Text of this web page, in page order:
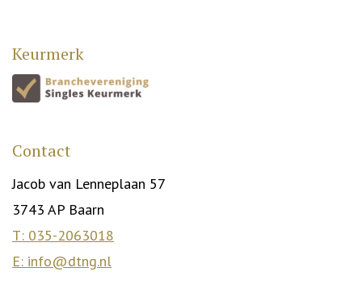
Keurmerk
Contact
Jacob van Lenneplaan 57
3743 AP Baarn
T: 035-2063018
E: info@dtng.nl